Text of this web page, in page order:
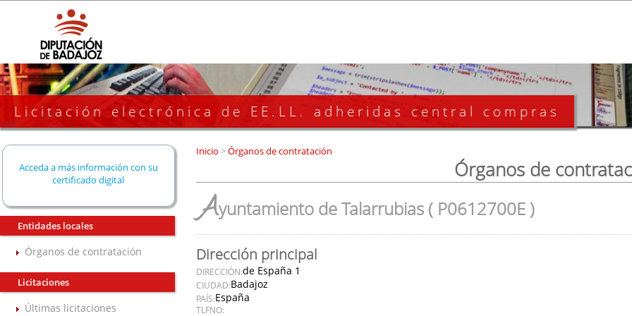
Licitación electrónica de EE.LL. adheridas central compras
Acceda a más información con su
certificado digital
Entidades locales
Órganos de contratación
Licitaciones
Últimas licitaciones
Inicio >Órganos de contratación
Órganos de
Ayuntamiento de Talarrubias ( P0612700E )
Dirección principal
DIRECCIÓN:de España 1
CIUDAD:Badajoz
PAÍS:España
TLFNO: